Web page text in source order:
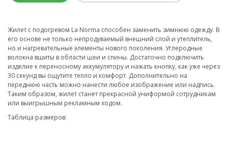
Жилет с подогревом La Norma способен заменить зимнюю одежду. В
его основе не только непродуваемый внешний слой и утеплитель,
но и нагревательные элементы нового поколения. Углеродные
волокна вшиты в области шеи и спины. Достаточно подключить
изделие к переносному аккумулятору и нажать кнопку, как уже через
30 секунд вы ощутите тепло и комфорт. Дополнительно на
переднюю часть можно нанести любое изображение или надпись.
Таким образом, жилет станет прекрасной униформой сотрудникам
или выигрышным рекламным ходом.
Таблица размеров: